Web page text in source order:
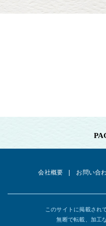
ク。」「水曜日のダウンタウン
「ももち浜ストア」「バリ
フジテレビONE 「ラジ魂道
「ただいま、ゲーム実況中 !!
会社概要 お問い合
このサイトに掲載され
無断で転載、加工